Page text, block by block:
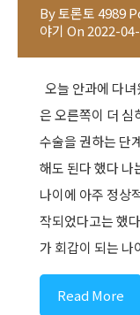
By토론토 4989
야기 On2022-
오늘 안과에 다
은 오른쪽이 더 심
수술을 권하는 단
해도 된다 했다 나
나이에 아주 정상
작되었다고는 했
가 회갑이 되는
Read More